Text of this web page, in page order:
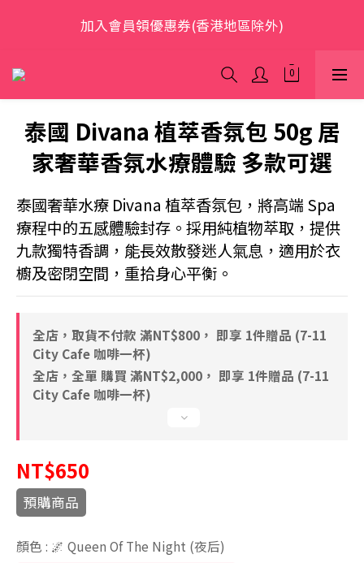
歡迎光臨 S.A.W
加入會員領優惠券(香港地區除外)
本網站為跨境購物平台，顧客消費行為屬「個人進口貨
品範圍」，商品僅限顧客個人使用
歡迎光臨 S.A.W
泰國 Divana 植萃香氛包 50g 居
家奢華香氛水療體驗 多款可選
泰國奢華水療 Divana 植萃香氛包，將高端 Spa
療程中的五感體驗封存。採用純植物萃取，提供
九款獨特香調，能長效散發迷人氣息，適用於衣
櫥及密閉空間，重拾身心平衡。
全店，取貨不付款 滿NT$800， 即享 1件贈品 (7-11
City Cafe 咖啡一杯)
全店，全單 購買 滿NT$2,000， 即享 1件贈品 (7-11
City Cafe 咖啡一杯)
NT$650
預購商品
顏色 : 🌌 Queen Of The Night (夜后)